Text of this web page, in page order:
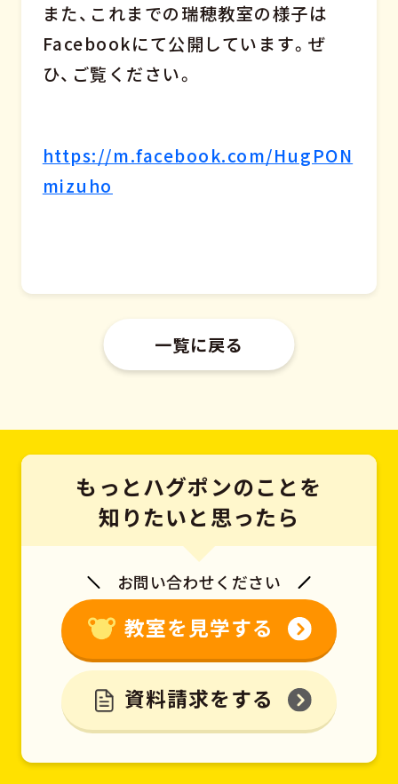
また、これまでの瑞穂教室の様子は
Facebookにて公開しています。ぜ
ひ、ご覧ください。
https://m.facebook.com/HugPON
mizuho
一覧に戻る
もっとハグポンのことを
知りたいと思ったら
お問い合わせください
教室を見学する
資料請求をする